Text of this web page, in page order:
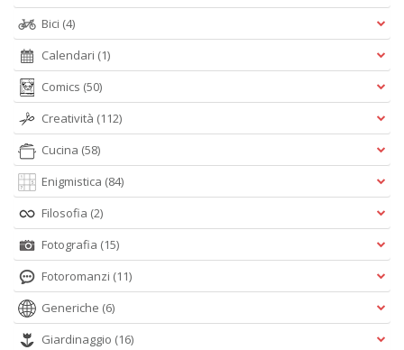
Bici (4)
Calendari (1)
Comics (50)
Creatività (112)
Cucina (58)
Enigmistica (84)
Filosofia (2)
Fotografia (15)
Fotoromanzi (11)
Generiche (6)
Giardinaggio (16)